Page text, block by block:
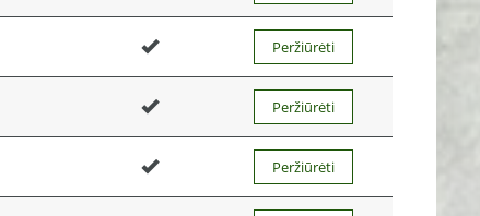
Peržiūrėti
Peržiūrėti
Peržiūrėti